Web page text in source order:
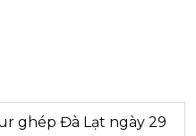
ghép Đà Lạt ngày 29